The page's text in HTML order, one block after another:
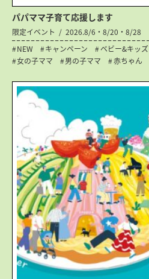
パパママ子育て応援します
限定イベント
2026.8/6・8/20・8/28
NEW
キャンペーン ベビー&キッズ
女の子ママ
男の子ママ 赤ちゃん